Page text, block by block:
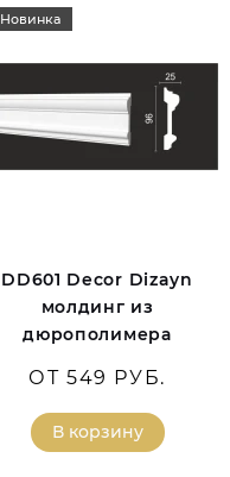
Новинка
DD601 Decor Dizayn
молдинг из
дюрополимера
ОТ 549 РУБ.
В корзину